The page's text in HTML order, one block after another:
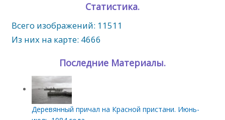
Статистика.
Всего изображений: 11511
Из них на карте: 4666
Последние Материалы.
Деревянный причал на Красной пристани. Июнь-